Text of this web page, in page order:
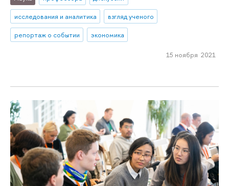
исследования и аналитика
взгляд ученого
репортаж о событии
экономика
15 ноября 2021